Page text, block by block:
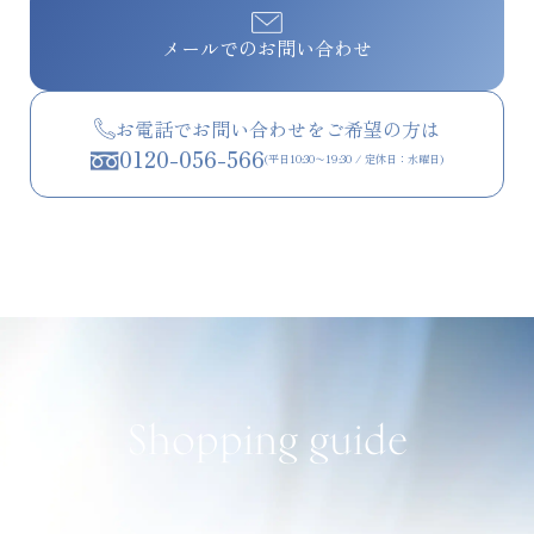
メールでのお問い合わせ
お電話でお問い合わせをご希望の方は
0120-056-566(平日10:30〜19:30 / 定休日：水曜日)
Shopping guide